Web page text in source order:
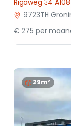
Rigaweg 34 A108
9723TH
€ 275 per
29m²